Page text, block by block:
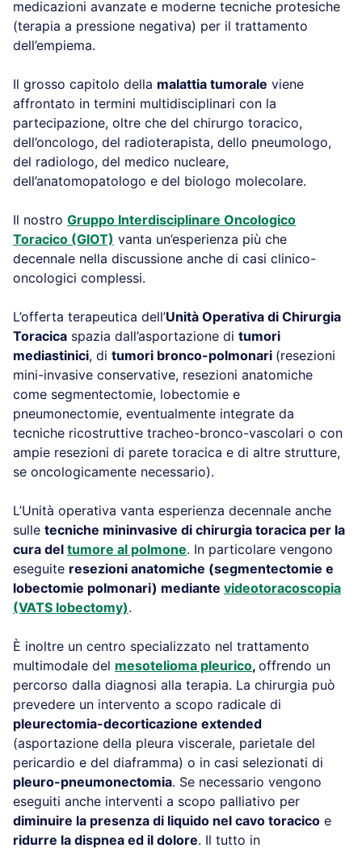
medicazioni avanzate e moderne tecniche protesiche
(terapia a pressione negativa) per il trattamento
dell’empiema.
Il grosso capitolo della malattia tumorale viene
affrontato in termini multidisciplinari con la
partecipazione, oltre che del chirurgo toracico,
dell’oncologo, del radioterapista, dello pneumologo,
del radiologo, del medico nucleare,
dell’anatomopatologo e del biologo molecolare.
Il nostro Gruppo Interdisciplinare Oncologico
Toracico (GIOT) vanta un’esperienza più che
decennale nella discussione anche di casi clinico-
oncologici complessi.
L’offerta terapeutica dell’Unità Operativa di Chirurgia
Toracica spazia dall’asportazione di tumori
mediastinici, di tumori bronco-polmonari (resezioni
mini-invasive conservative, resezioni anatomiche
come segmentectomie, lobectomie e
pneumonectomie, eventualmente integrate da
tecniche ricostruttive tracheo-bronco-vascolari o con
ampie resezioni di parete toracica e di altre strutture,
se oncologicamente necessario).
L’Unità operativa vanta esperienza decennale anche
sulle tecniche mininvasive di chirurgia toracica per la
cura del tumore al polmone. In particolare vengono
eseguite resezioni anatomiche (segmentectomie e
lobectomie polmonari) mediante videotoracoscopia
(VATS lobectomy).
È inoltre un centro specializzato nel trattamento
multimodale del mesotelioma pleurico, offrendo un
percorso dalla diagnosi alla terapia. La chirurgia può
prevedere un intervento a scopo radicale di
pleurectomia-decorticazione extended
(asportazione della pleura viscerale, parietale del
pericardio e del diaframma) o in casi selezionati di
pleuro-pneumonectomia. Se necessario vengono
eseguiti anche interventi a scopo palliativo per
diminuire la presenza di liquido nel cavo toracico e
ridurre la dispnea ed il dolore. Il tutto in